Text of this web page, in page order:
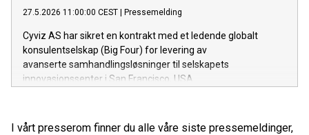
27.5.2026 11:00:00 CEST Pressemelding
Cyviz AS har sikret en kontrakt med et ledende globalt
konsulentselskap (Big Four) for levering av
avanserte samhandlingsløsninger til selskapets
innovasjonssenter i San Francisco, USA.
I vårt presserom finner du alle våre siste pressemeldinger,